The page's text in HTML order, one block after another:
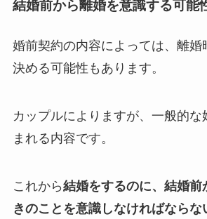
結婚前から離婚を意識する可能
婚前契約の内容によっては、離婚
決める可能性もあります。
カップルによりますが、一般的な
まれる内容です。
これから結婚をするのに、結婚前
きのことを意識しなければならな